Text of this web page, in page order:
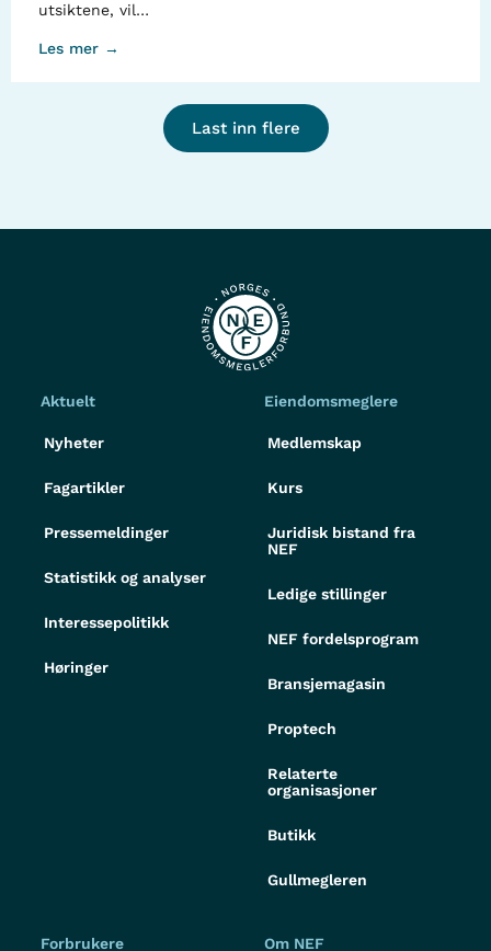
utsiktene, vil…
Les mer →
Last inn flere
Aktuelt
Nyheter
Fagartikler
Pressemeldinger
Statistikk og analyser
Interessepolitikk
Høringer
Eiendomsmeglere
Medlemskap
Kurs
Juridisk bistand fra
NEF
Ledige stillinger
NEF fordelsprogram
Bransjemagasin
Proptech
Relaterte
organisasjoner
Butikk
Gullmegleren
Forbrukere Om NEF